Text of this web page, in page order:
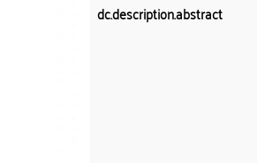
dc.description.abstract